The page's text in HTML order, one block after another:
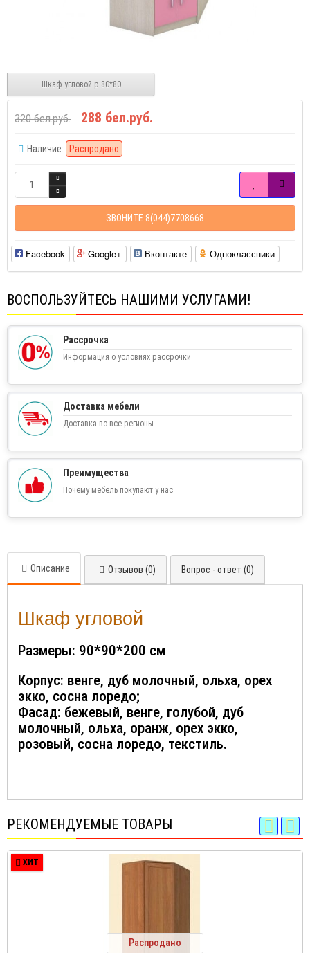
Шкаф угловой р.80*80
320 бел.руб. 288 бел.руб.
Наличие: Распродано
ЗВОНИТЕ 8(044)7708668
Facebook Google+ Вконтакте Одноклассники
ВОСПОЛЬЗУЙТЕСЬ НАШИМИ УСЛУГАМИ!
Рассрочка
Информация о условиях рассрочки
Доставка мебели
Доставка во все регионы
Преимущества
Почему мебель покупают у нас
Описание Отзывов (0) Вопрос - ответ (0)
Шкаф угловой
Размеры: 90*90*200 см
Корпус: венге, дуб молочный, ольха, орех
экко, сосна лоредо;
Фасад: бежевый, венге, голубой, дуб
молочный, ольха, оранж, орех экко,
розовый, сосна лоредо, текстиль.
РЕКОМЕНДУЕМЫЕ ТОВАРЫ
ХИТ
Распродано